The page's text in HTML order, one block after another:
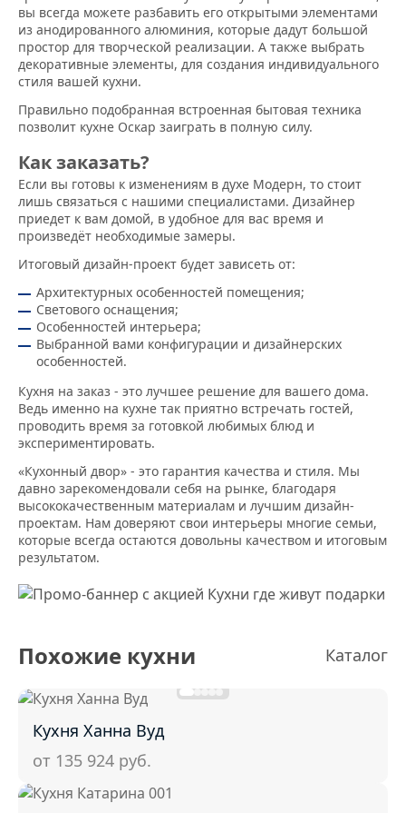
вы всегда можете разбавить его открытыми элементами
из анодированного алюминия, которые дадут большой
простор для творческой реализации. А также выбрать
декоративные элементы, для создания индивидуального
стиля вашей кухни.
Правильно подобранная встроенная бытовая техника
позволит кухне Оскар заиграть в полную силу.
Как заказать?
Если вы готовы к изменениям в духе Модерн, то стоит
лишь связаться с нашими специалистами. Дизайнер
приедет к вам домой, в удобное для вас время и
произведёт необходимые замеры.
Итоговый дизайн-проект будет зависеть от:
Архитектурных особенностей помещения;
Светового оснащения;
Особенностей интерьера;
Выбранной вами конфигурации и дизайнерских
особенностей.
Кухня на заказ - это лучшее решение для вашего дома.
Ведь именно на кухне так приятно встречать гостей,
проводить время за готовкой любимых блюд и
экспериментировать.
«Кухонный двор» - это гарантия качества и стиля. Мы
давно зарекомендовали себя на рынке, благодаря
высококачественным материалам и лучшим дизайн-
проектам. Нам доверяют свои интерьеры многие семьи,
которые всегда остаются довольны качеством и итоговым
результатом.
Похожие кухни Каталог
Кухня Ханна Вуд
от 135 924 руб.